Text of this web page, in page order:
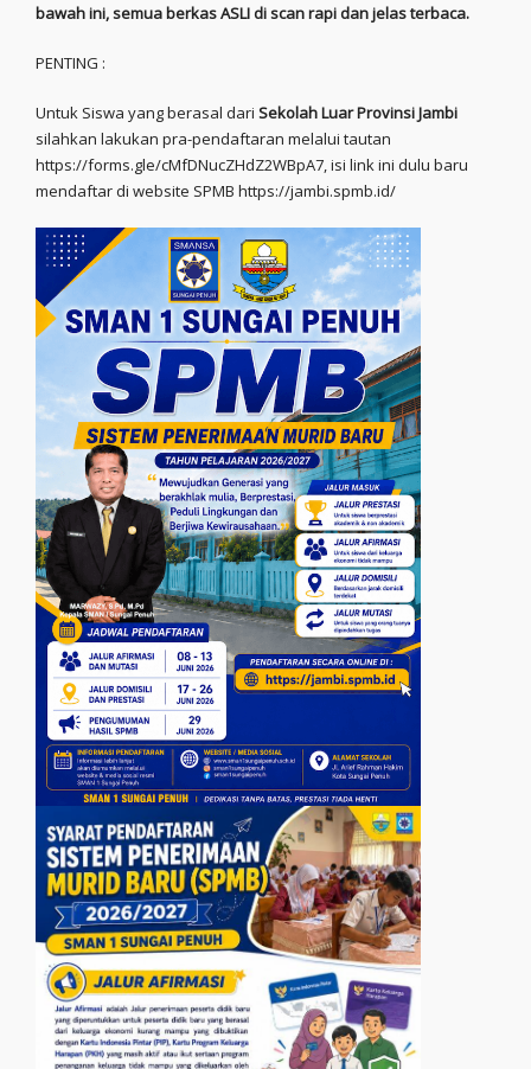
bawah ini, semua berkas ASLI di scan rapi dan jelas terbaca.
PENTING :
Untuk Siswa yang berasal dari Sekolah Luar Provinsi Jambi
silahkan lakukan pra-pendaftaran melalui tautan
https://forms.gle/cMfDNucZHdZ2WBpA7, isi link ini dulu baru
mendaftar di website SPMB https://jambi.spmb.id/